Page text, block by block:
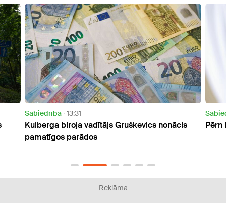
Sabiedrība 13:31
Kulberga biroja vadītājs Gruškevics nonācis
pamatīgos parādos
Pērn
Reklāma